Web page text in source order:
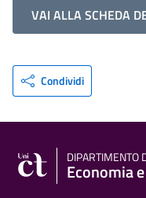
VAI ALLA SCHEDA
Condividi
DIPARTIMENTO
Economia